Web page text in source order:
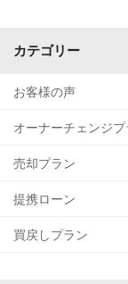
カテゴリー
お客様の声
オーナーチェンジプ
売却プラン
提携ローン
買戻しプラン